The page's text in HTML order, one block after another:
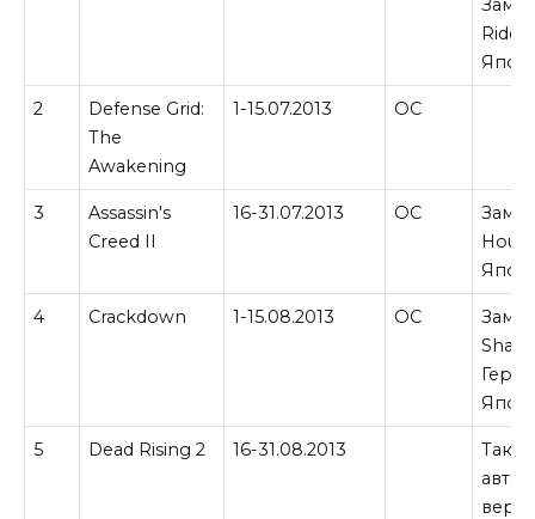
Ride
2
Defense Grid:
The
Awakening
1-15.07.2013 ОС
3
Assassin's
Creed II
16-31.07.2013 ОС
4 Crackdown 1-15.08.2013 ОС
5 Dead Rising 2 16-31.08.2013